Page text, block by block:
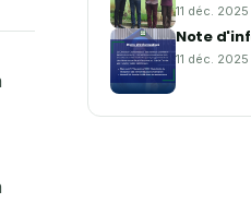
11 déc. 2025
Note
11 déc. 2025